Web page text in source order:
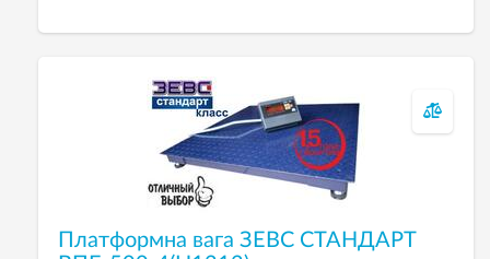
Платформна вага ЗЕВС СТАНДАРТ